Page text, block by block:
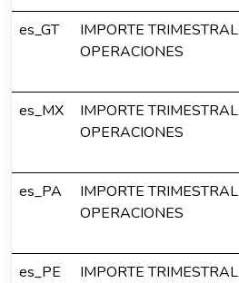
es_GT
IMPORTE TRIMESTRAL
OPERACIONES
es_MX
IMPORTE TRIMESTRAL
OPERACIONES
es_PA
IMPORTE TRIMESTRAL
OPERACIONES
es_PE
IMPORTE TRIMESTRAL